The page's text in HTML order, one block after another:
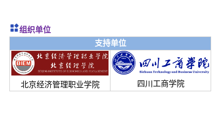
组织单位
支持单位
北京经济管理职业学院 四川工商学院